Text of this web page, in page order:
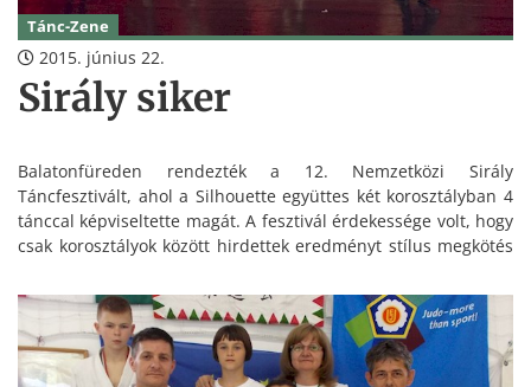
Tánc-Zene
2015. június 22.
Sirály siker
Balatonfüreden rendezték a 12. Nemzetközi Sirály
Táncfesztivált, ahol a Silhouette együttes két korosztályban 4
tánccal képviseltette magát. A fesztivál érdekessége volt, hogy
csak korosztályok között hirdettek eredményt stílus megkötés